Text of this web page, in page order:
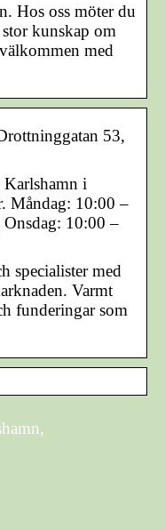
Hos oss möter du
kunskap om
med
53,
Karlshamn i
Måndag: 10:00 –
10:00 –
specialister med
Varmt
funderingar som